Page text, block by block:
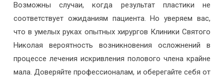
Возможны случаи, когда результат пластики не
соответствует ожиданиям пациента. Но уверяем вас,
что в умелых руках опытных хирургов Клиники Святого
Николая вероятность возникновения осложнений в
процессе лечения искривления полового члена крайне
мала. Доверяйте профессионалам, и оберегайте себя от